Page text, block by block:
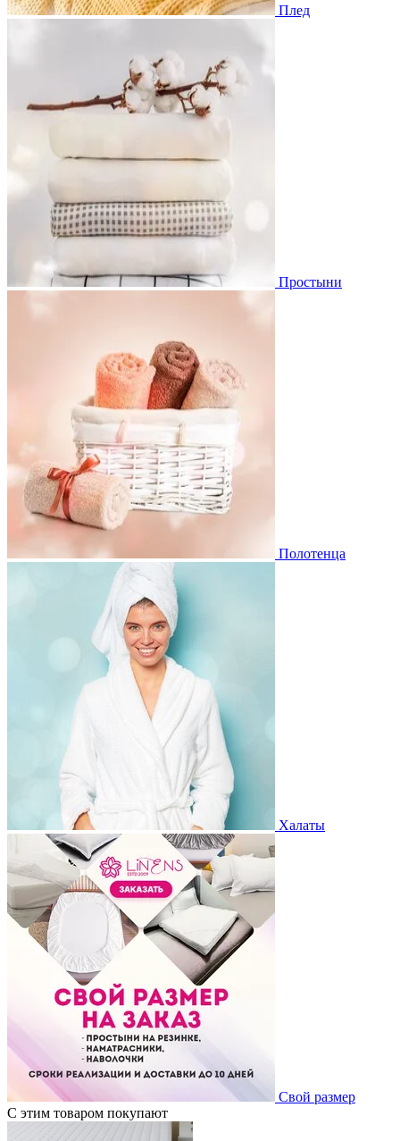
Плед
Простыни
Полотенца
Халаты
Свой размер
С этим товаром покупают